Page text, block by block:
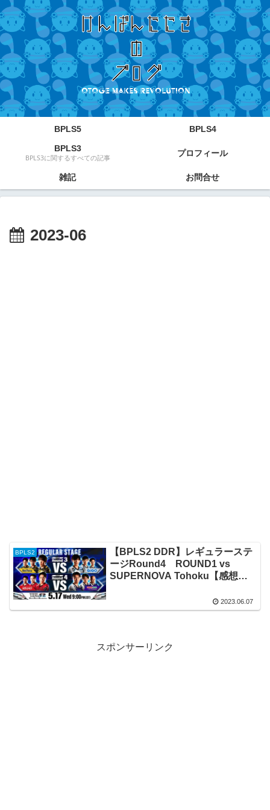
BPLS5
BPLS4
BPLS3
BPLS3に関するすべての記事 プロフィール
雑記 お問合せ
2023-06
BPLS2
【BPLS2 DDR】レギュラーステ
ージRound4 ROUND1 vs
SUPERNOVA Tohoku【感想
2023.06.07
スポンサーリンク